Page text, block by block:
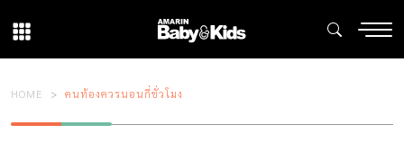
HOME คนท้องควรนอนกี่ชั่วโมง